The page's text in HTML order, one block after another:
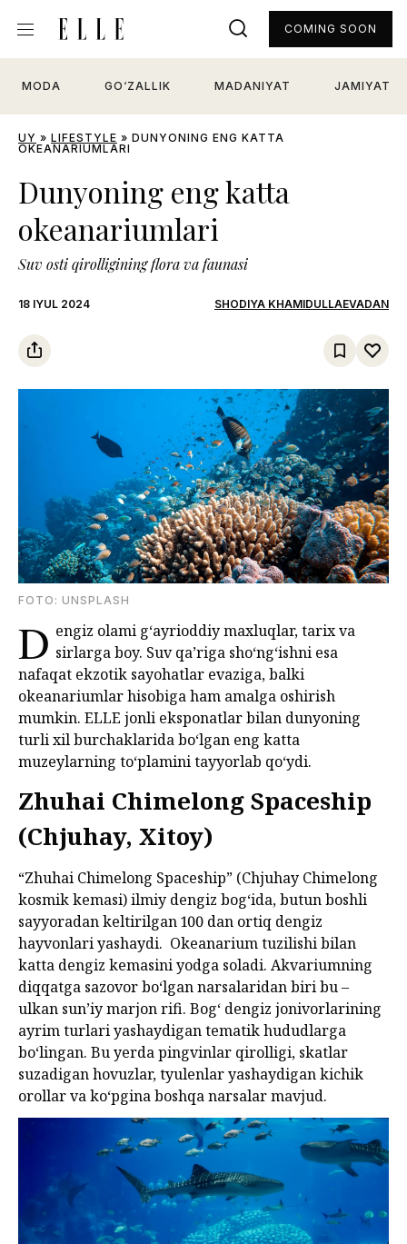
MODA GO‘ZALLIK MADANIYAT JAMIYAT
COMING SOON
UY » LIFESTYLE » DUNYONING ENG KATTA
OKEANARIUMLARI
Dunyoning eng katta
okeanariumlari
Suv osti qirolligining flora va faunasi
18 IYUL 2024 SHODIYA KHAMIDULLAEVADAN
FOTO: UNSPLASH
D engiz olami gʻayrioddiy maxluqlar, tarix va
sirlarga boy. Suv qa’riga shoʻngʻishni esa
nafaqat ekzotik sayohatlar evaziga, balki
okeanariumlar hisobiga ham amalga oshirish
mumkin. ELLE jonli eksponatlar bilan dunyoning
turli xil burchaklarida boʻlgan eng katta
muzeylarning toʻplamini tayyorlab qoʻydi.
Zhuhai Chimelong Spaceship
(Chjuhay, Xitoy)
“Zhuhai Chimelong Spaceship” (Chjuhay Chimelong
kosmik kemasi) ilmiy dengiz bogʻida, butun boshli
sayyoradan keltirilgan 100 dan ortiq dengiz
hayvonlari yashaydi. Okeanarium tuzilishi bilan
katta dengiz kemasini yodga soladi. Akvariumning
diqqatga sazovor boʻlgan narsalaridan biri bu –
ulkan sun’iy marjon rifi. Bogʻ dengiz jonivorlarining
ayrim turlari yashaydigan tematik hududlarga
boʻlingan. Bu yerda pingvinlar qirolligi, skatlar
suzadigan hovuzlar, tyulenlar yashaydigan kichik
orollar va koʻpgina boshqa narsalar mavjud.